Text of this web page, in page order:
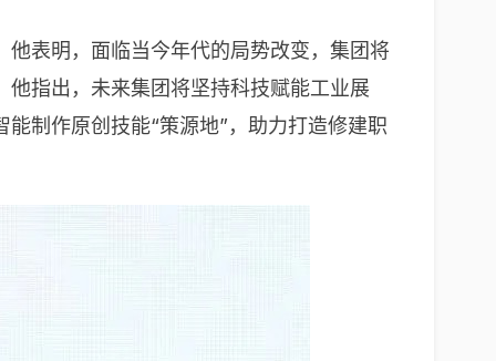
表明，面临当今年代的局势改变，集团将
指出，未来集团将坚持科技赋能工业展
制作原创技能“策源地”，助力打造修建职